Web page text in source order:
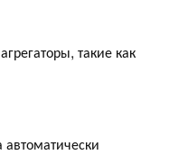
такие как